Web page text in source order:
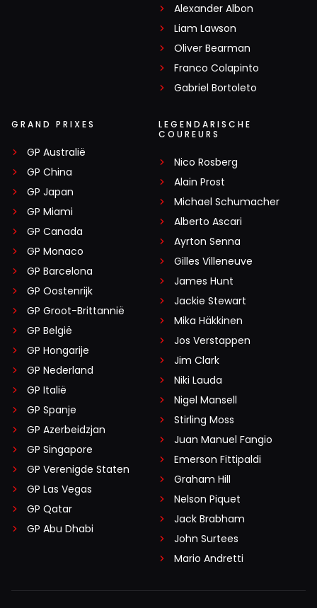
Alexander Albon
Liam Lawson
Oliver Bearman
Franco Colapinto
Gabriel Bortoleto
GRAND PRIXES
GP Australië
GP China
GP Japan
GP Miami
GP Canada
GP Monaco
GP Barcelona
GP Oostenrijk
GP Groot-Brittannië
GP België
GP Hongarije
GP Nederland
GP Italië
GP Spanje
GP Azerbeidzjan
GP Singapore
GP Verenigde Staten
GP Las Vegas
GP Qatar
GP Abu Dhabi
LEGENDARISCHE
COUREURS
Nico Rosberg
Alain Prost
Michael Schumacher
Alberto Ascari
Ayrton Senna
Gilles Villeneuve
James Hunt
Jackie Stewart
Mika Häkkinen
Jos Verstappen
Jim Clark
Niki Lauda
Nigel Mansell
Stirling Moss
Juan Manuel Fangio
Emerson Fittipaldi
Graham Hill
Nelson Piquet
Jack Brabham
John Surtees
Mario Andretti